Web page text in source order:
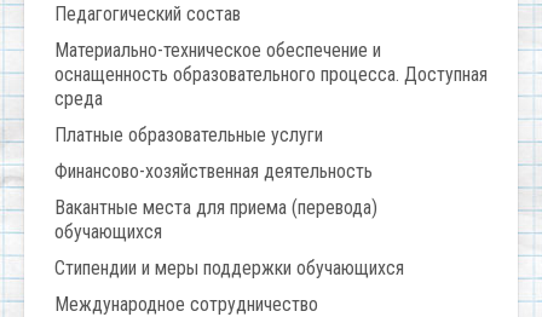
Педагогический состав
Материально-техническое обеспечение и
оснащенность образовательного процесса. Доступная
среда
Платные образовательные услуги
Финансово-хозяйственная деятельность
Вакантные места для приема (перевода)
обучающихся
Стипендии и меры поддержки обучающихся
Международное сотрудничество